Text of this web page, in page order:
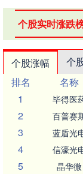
个股实时涨跌
个股涨幅 个
排名
名称
1
毕得医
2 百普赛
3 蓝盾光
4 信濠光
5 晶华微